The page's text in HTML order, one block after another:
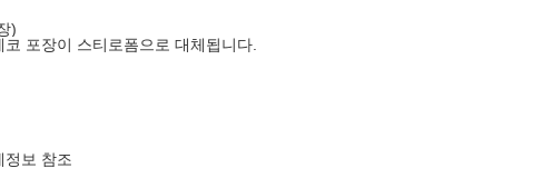
)
코 포장이 스티로폼으로 대체됩니다.
정보 참조